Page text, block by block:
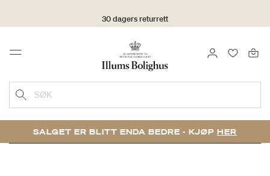
30 dagers returrett
Menu LOGG INN
SØK
SALGET ER BLITT ENDA BEDRE - KJØP HER